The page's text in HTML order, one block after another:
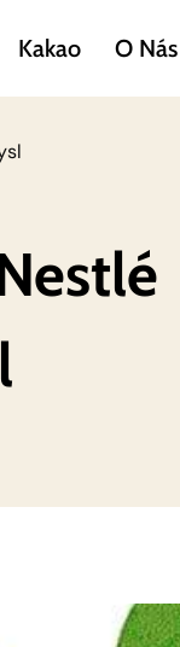
Kakao O Nás